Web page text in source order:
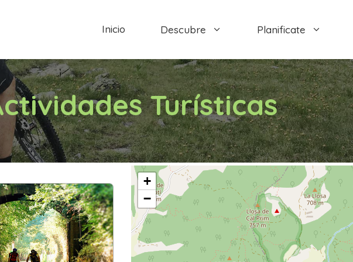
Inicio Descubre Planificate
Turísticas
+
−